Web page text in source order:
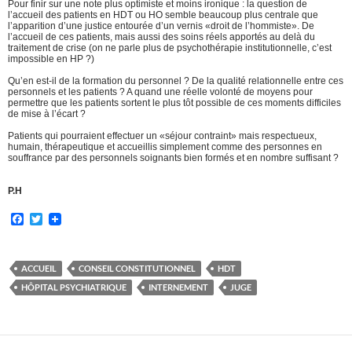
Pour finir sur une note plus optimiste et moins ironique : la question de
l’accueil des patients en HDT ou HO semble beaucoup plus centrale que
l’apparition d’une justice entourée d’un vernis «droit de l’hommiste». De
l’accueil de ces patients, mais aussi des soins réels apportés au delà du
traitement de crise (on ne parle plus de psychothérapie institutionnelle, c’est
impossible en HP ?)
Qu’en est-il de la formation du personnel ? De la qualité relationnelle entre ces
personnels et les patients ? A quand une réelle volonté de moyens pour
permettre que les patients sortent le plus tôt possible de ces moments difficiles
de mise à l’écart ?
Patients qui pourraient effectuer un «séjour contraint» mais respectueux,
humain, thérapeutique et accueillis simplement comme des personnes en
souffrance par des personnels soignants bien formés et en nombre suffisant ?
P.H
F
b
o
o
T
t
e
r
ACCUEIL CONSEIL CONSTITUTIONNEL
HDT
HÔPITAL PSYCHIATRIQUE
INTERNEMENT JUGE